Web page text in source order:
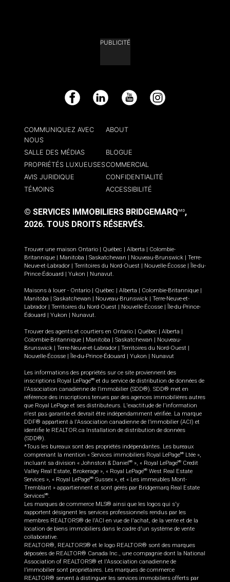
PUBLICITÉ
Facebook LinkedIn YouTube Instagram
COMMUNIQUEZ AVEC
NOUS
ABOUT
SALLE DES MÉDIAS
BLOGUE
PROPRIÉTÉS LUXUEUSESCOMMERCIAL
AVIS JURIDIQUE
CONFIDENTIALITÉ
TÉMOINS
ACCESSIBILITÉ
© SERVICES IMMOBILIERS BRIDGEMARQ MD,
2026. TOUS DROITS RÉSERVÉS.
Trouver une maison Ontario | Québec | Alberta | Colombie-
Britannique | Manitoba | Saskatchewan | Nouveau-Brunswick | Terre-
Neuve-et-Labrador | Territoires du Nord-Ouest | Nouvelle-Écosse | Île-du-
Prince-Édouard | Yukon | Nunavut.
Maisons à louer - Ontario | Québec | Alberta | Colombie-Britannique |
Manitoba | Saskatchewan | Nouveau-Brunswick | Terre-Neuve-et-
Labrador | Territoires du Nord-Ouest | Nouvelle-Écosse | Île-du-Prince-
Édouard | Yukon | Nunavut.
Trouver des agents et courtiers en Ontario | Québec | Alberta |
Colombie-Britannique | Manitoba | Saskatchewan | Nouveau-
Brunswick | Terre-Neuve-et-Labrador | Territoires du Nord-Ouest |
Nouvelle-Écosse | Île-du-Prince-Édouard | Yukon | Nunavut
Les informations des propriétés sur ce site proviennent des
inscriptions Royal LePageMD et du service de distribution de données de
l'Association canadienne de l’immobilier (SDD®). SDD® met en
référence des inscriptions tenues par des agences immobilières autres
que Royal LePage et ses distributeurs. L'exactitude de l'information
n'est pas garantie et devrait être indépendamment vérifiée. La marque
DDF® appartient à l'Association canadienne de l’immobilier (ACI) et
identifie le REALTOR.ca Installation de distribution de données
(SDD®).
*Tous les bureaux sont des propriétés indépendantes. Les bureaux
comprenant la mention « Services immobiliers Royal LePageMD
Ltée »,
incluant sa division « Johnston & DanielMD », « Royal LePageMD
Credit
Valley Real Estate, Brokerage », « Royal LePageMD West Real Estate
Services », « Royal LePageMD Sussex », et « Les immeubles Mont-
Tremblant » appartiennent et sont gérés par Bridgemarq Real Estate
ServicesMD.
Les marques de commerce MLS® ainsi que les logos qui s'y
rapportent désignent les services professionnels rendus par les
membres REALTORS® de l'ACI en vue de l'achat, de la vente et de la
location de biens immobiliers dans le cadre d'un système de vente
collaborative.
REALTOR®, REALTORS® et le logo REALTOR® sont des marques
déposées de REALTOR® Canada Inc., une compagnie dont la National
Association of REALTORS® et l'Association canadienne de
l’immobilier sont propriétaires. Les marques de commerce
REALTOR® servent à distinguer les services immobiliers offerts par